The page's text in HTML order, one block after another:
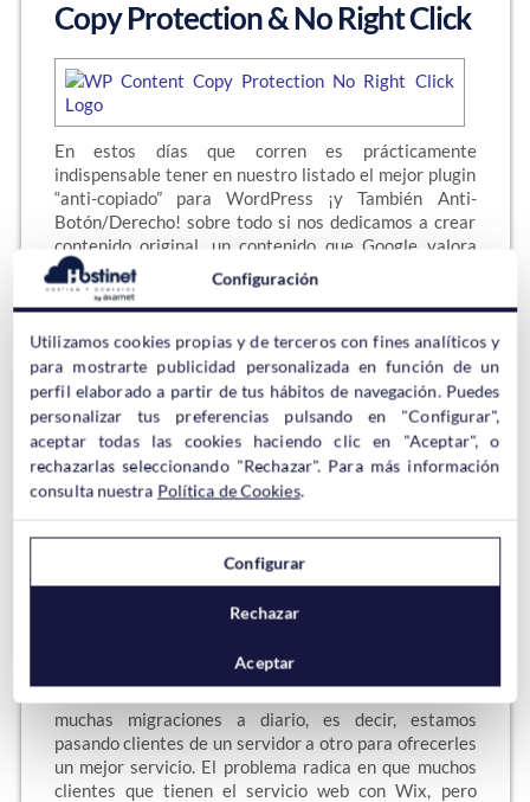
Copy Protection & No Right Click
En estos días que corren es prácticamente
indispensable tener en nuestro listado el mejor plugin
“anti-copiado” para WordPress ¡y También Anti-
Botón/Derecho! sobre todo si nos dedicamos a crear
contenido original, un contenido que Google valora
mucho en los sitios webs. Si el buscador con sus robots
a la cabeza detecta…
Sigue leyendo →
Actualizar Registros DNS en WIX
para seguir usando el Servicio
Mail de Hostinet (Cambio de
Servidor – Migraciones -)
muchas migraciones a diario, es decir, estamos
pasando clientes de un servidor a otro para ofrecerles
un mejor servicio. El problema radica en que muchos
clientes que tienen el servicio web con Wix, pero
Configuración
Utilizamos cookies propias y de terceros con fines analíticos y
para mostrarte publicidad personalizada en función de un
perfil elaborado a partir de tus hábitos de navegación. Puedes
personalizar tus preferencias pulsando en "Configurar",
aceptar todas las cookies haciendo clic en "Aceptar", o
rechazarlas seleccionando "Rechazar". Para más información
consulta nuestra Política de Cookies.
Configurar
Rechazar
Aceptar